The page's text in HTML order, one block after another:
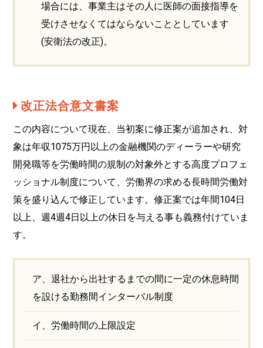
場合には、事業主はその人に医師の面接指導を
受けさせなくてはならないこととしています
(安衛法の改正)。
改正法合意文書案
この内容について現在、当初案に修正案が追加され、対
象は年収1075万円以上の金融機関のディーラーや研究
開発職等を労働時間の規制の対象外とする高度プロフェ
ッショナル制度について、労働界の求める長時間労働対
策を盛り込んで修正しています。修正案では年間104日
以上、週4週4日以上の休日を与える事も義務付けていま
す。
ア、退社から出社するまでの間に一定の休息時間
を設ける勤務間インターバル制度
イ、労働時間の上限設定